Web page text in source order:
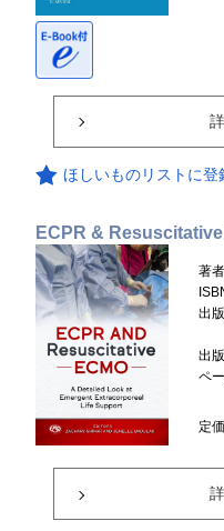
ほしいものリストに登
ECPR &
著者
出
出
ペ
定価